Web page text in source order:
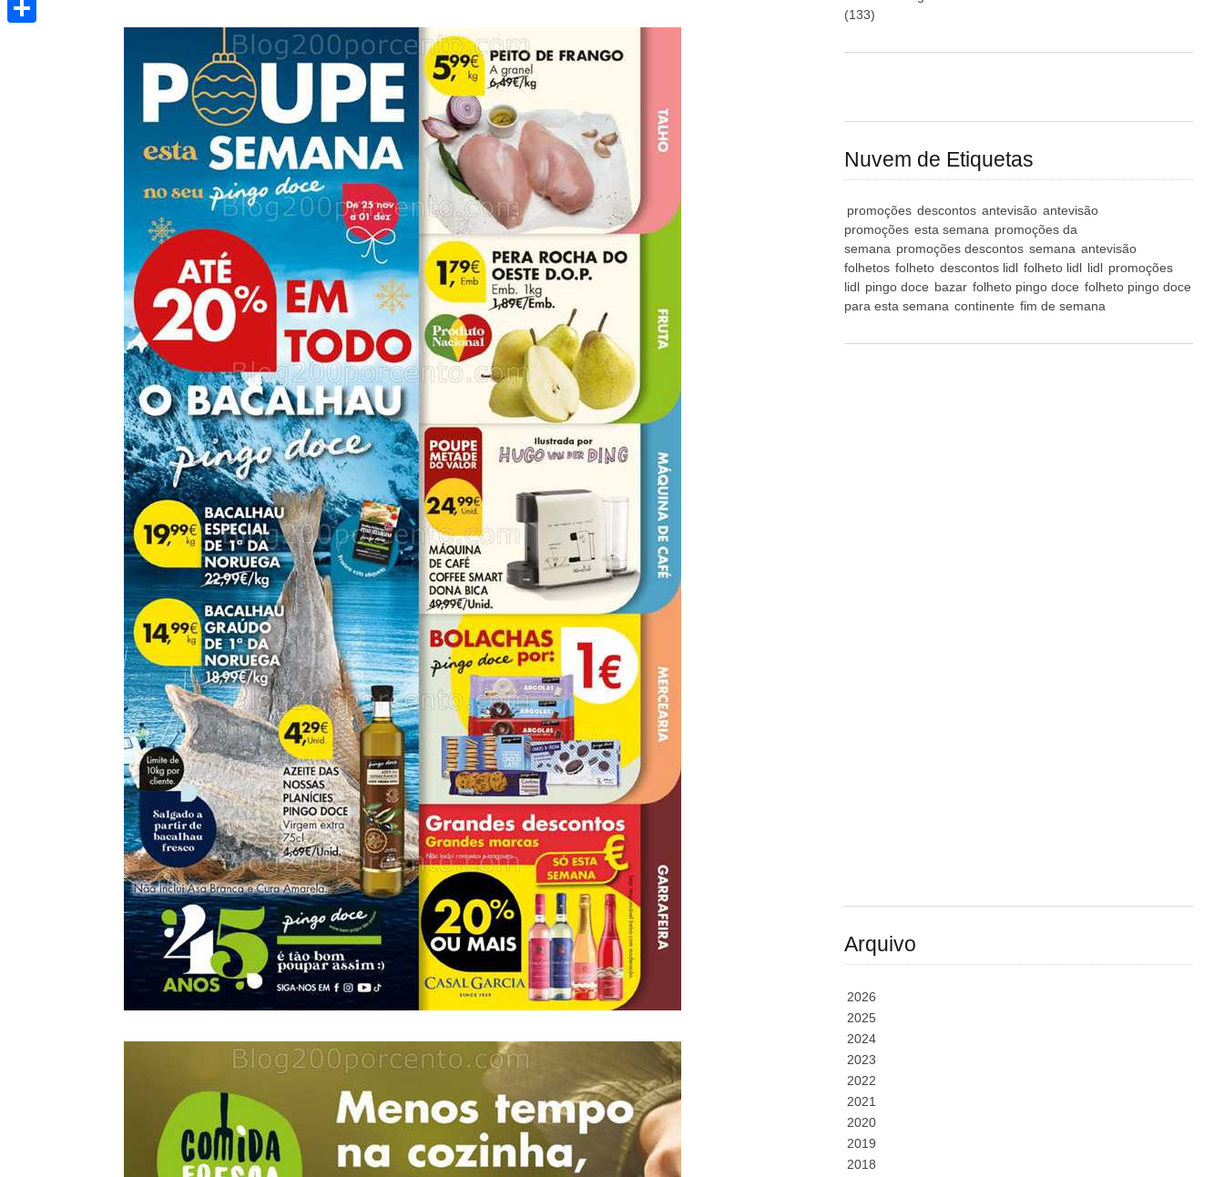
(133)
Nuvem de Etiquetas
promoções descontos antevisão antevisão
promoções esta semana promoções da
semana promoções descontos semana antevisão
folhetos folheto descontos lidl folheto lidl lidl promoções
lidl pingo doce bazar folheto pingo doce folheto pingo doce
para esta semana continente fim de semana
Arquivo
2026
2025
2024
2023
2022
2021
2020
2019
2018